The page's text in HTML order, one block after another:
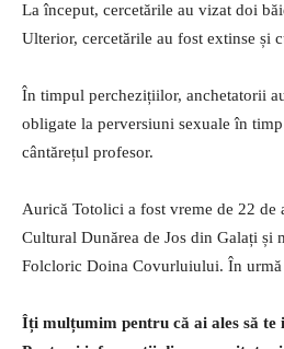
La început, cercetările au vizat doi
Ulterior, cercetările au fost extinse și
În timpul perchezițiilor, anchetatorii
obligate la perversiuni sexuale în
cântărețul profesor.
Aurică Totolici a fost vreme de 22 de
Cultural Dunărea de Jos din Galați și
Folcloric Doina Covurluiului. În urmă
Îți mulțumim pentru că ai ales să te